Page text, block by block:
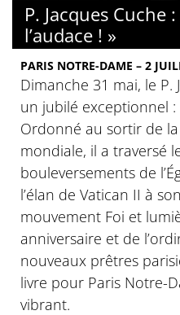
P. Jacques Cuche
l’audace ! »
PARIS NOTRE-DAME – 2
Dimanche 31 mai, le P.
un jubilé exceptionnel :
Ordonné au sortir de
mondiale, il a traversé
bouleversements de
l’élan de Vatican II à
mouvement Foi et
anniversaire et de
nouveaux prêtres
livre pour Paris Notre-
vibrant.